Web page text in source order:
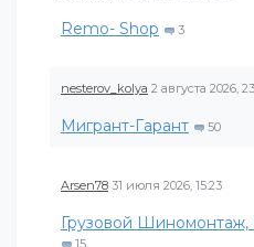
Remo- Shop 3
nesterov_kolya 2 августа 2026,
Мигрант-Гарант 50
Arsen78 31 июля 2026, 15:23
Грузовой Шиномонтаж,
15